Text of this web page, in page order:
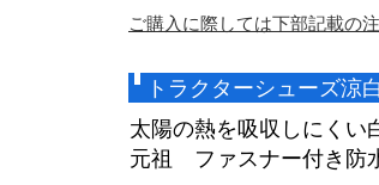
ご購入に際しては下部記載の
トラクターシューズ
太陽の熱を吸収しにくい
元祖 ファスナー付き防